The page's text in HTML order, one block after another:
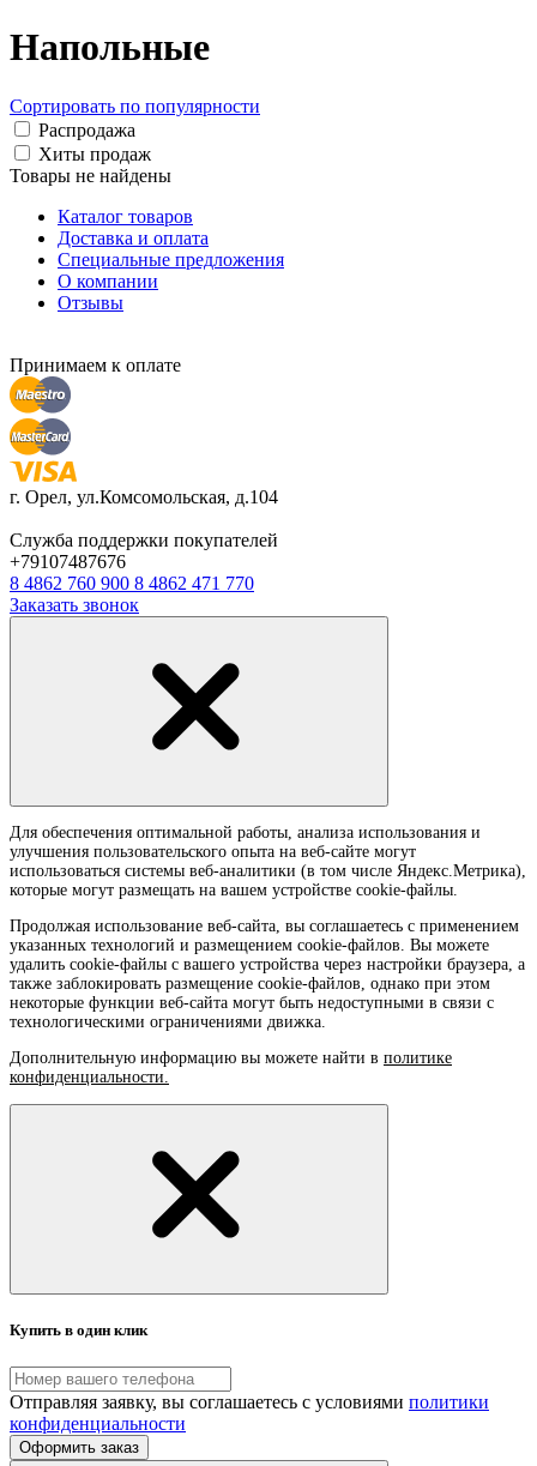
Напольные
Сортировать по популярности
Распродажа
Хиты продаж
Товары не найдены
Каталог товаров
Доставка и оплата
Специальные предложения
О компании
Отзывы
Принимаем к оплате
г. Орел, ул.Комсомольская, д.104
Служба поддержки покупателей
+79107487676
8 4862 760 900 8 4862 471 770
Заказать звонок
Для обеспечения оптимальной работы, анализа использования и
улучшения пользовательского опыта на веб-сайте могут
использоваться системы веб-аналитики (в том числе Яндекс.Метрика),
которые могут размещать на вашем устройстве cookie-файлы.
Продолжая использование веб-сайта, вы соглашаетесь с применением
указанных технологий и размещением cookie-файлов. Вы можете
удалить cookie-файлы с вашего устройства через настройки браузера, а
также заблокировать размещение cookie-файлов, однако при этом
некоторые функции веб-сайта могут быть недоступными в связи с
технологическими ограничениями движка.
Дополнительную информацию вы можете найти в политике
конфиденциальности.
Купить в один клик
Отправляя заявку, вы соглашаетесь с условиями политики
конфиденциальности
Оформить заказ